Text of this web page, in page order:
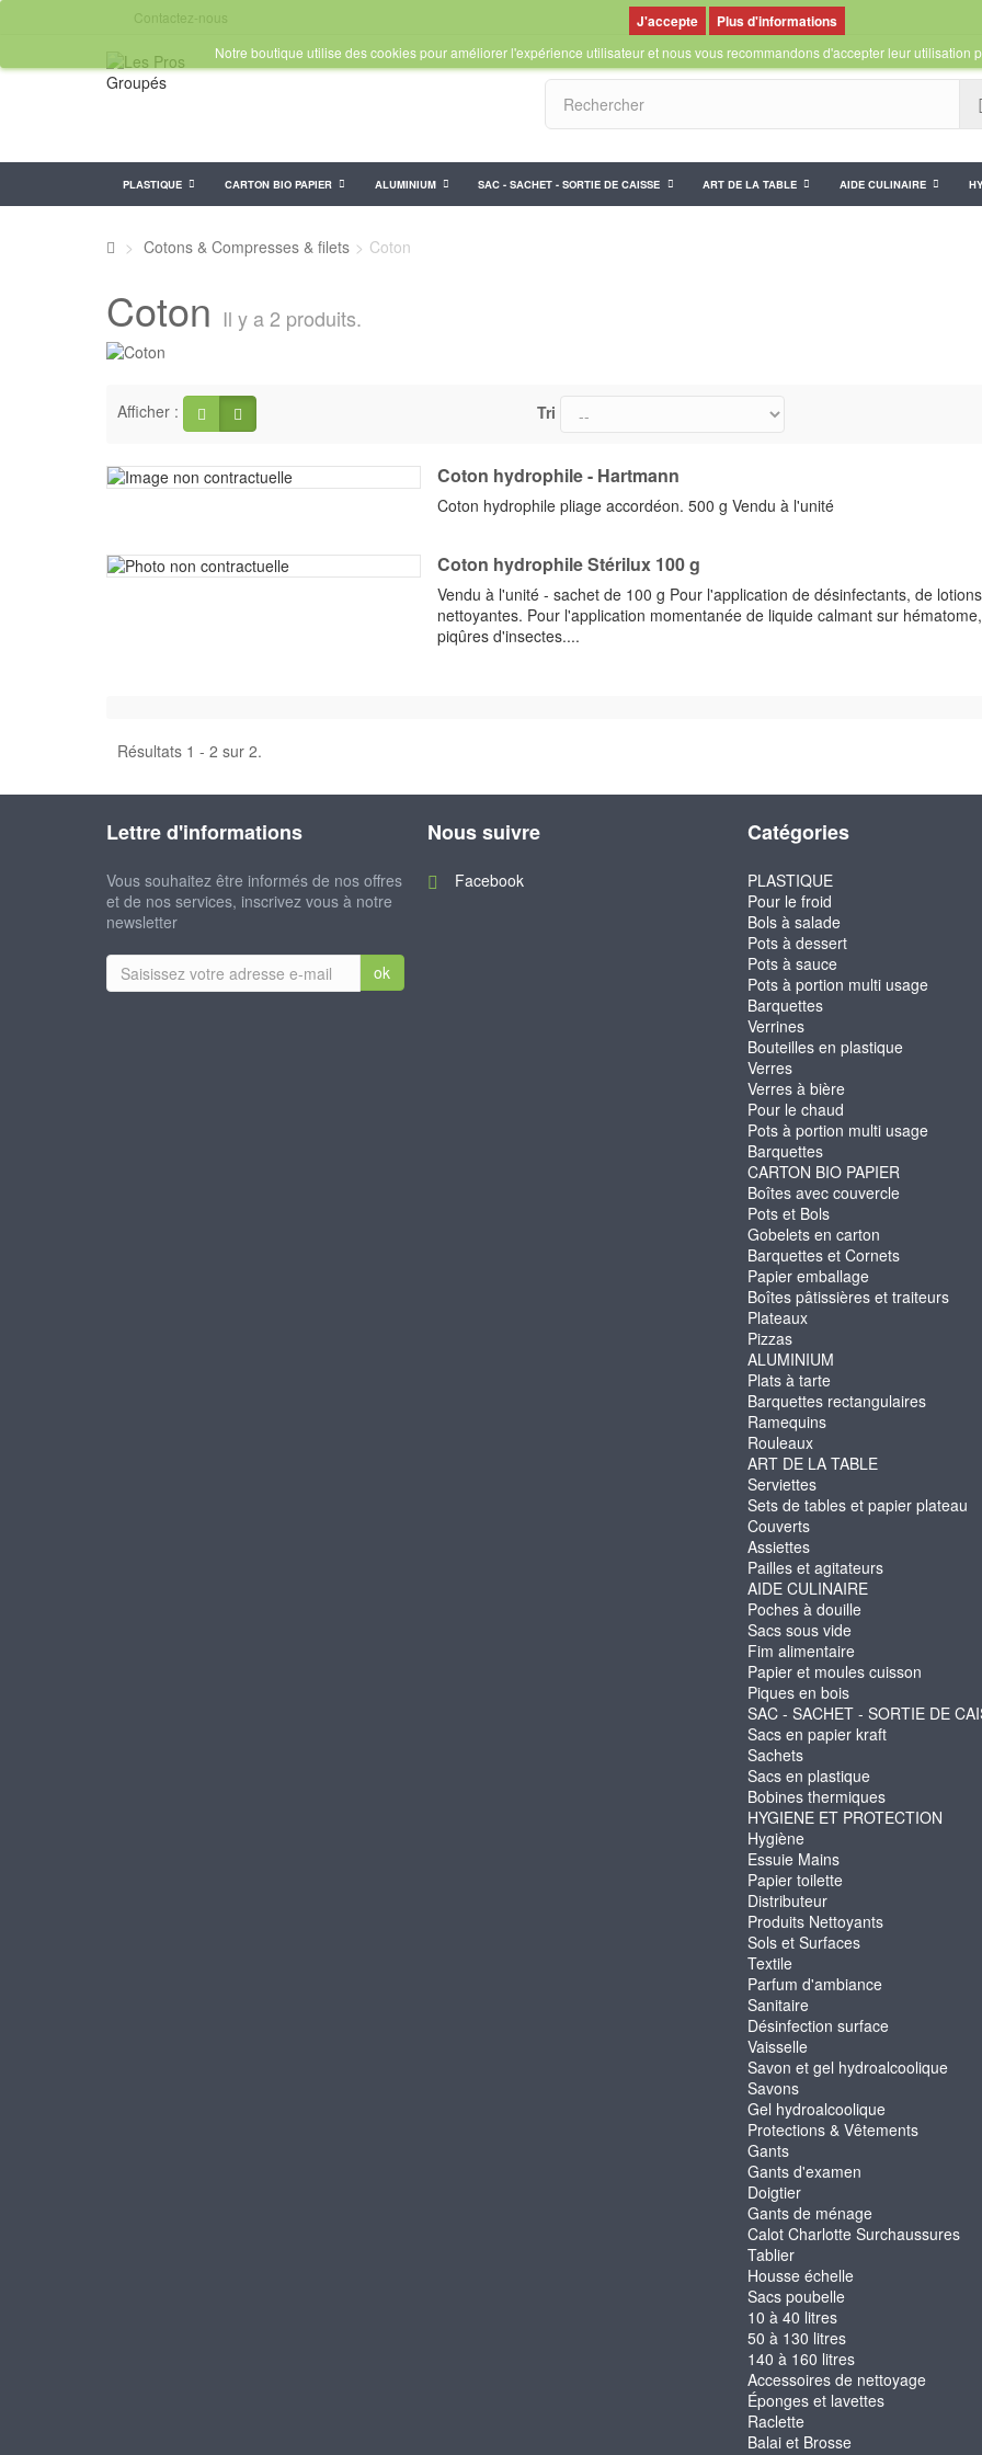
Contactez-nous
PLASTIQUE CARTON BIO PAPIER ALUMINIUM SAC - SACHET - SORTIE DE CAISSE ART DE LA TABLE AIDE CULINAIRE
Plus d'informations
Notre boutique utilise des cookies pour améliorer l'expérience utilisateur et nous vous recommandons d'accepter leur utilisation
> Cotons & Compresses & filets > Coton
Coton Il y a 2 produits.
Afficher : Tri
Coton hydrophile - Hartmann
Coton hydrophile pliage accordéon. 500 g Vendu à l'unité
Coton hydrophile Stérilux 100 g
Vendu à l'unité - sachet de 100 g Pour l'application de désinfectants, de lotions
nettoyantes. Pour l'application momentanée de liquide calmant sur
piqûres d'insectes....
Résultats 1 - 2 sur 2.
Lettre d'informations
Vous souhaitez être informés de nos offres
et de nos services, inscrivez vous à notre
newsletter
ok
Nous suivre
Facebook
Catégories
PLASTIQUE
Pour le froid
Bols à salade
Pots à dessert
Pots à sauce
Pots à portion multi usage
Barquettes
Verrines
Bouteilles en plastique
Verres
Verres à bière
Pour le chaud
Pots à portion multi usage
Barquettes
CARTON BIO PAPIER
Boîtes avec couvercle
Pots et Bols
Gobelets en carton
Barquettes et Cornets
Papier emballage
Boîtes pâtissières et traiteurs
Plateaux
Pizzas
ALUMINIUM
Plats à tarte
Barquettes rectangulaires
Ramequins
Rouleaux
ART DE LA TABLE
Serviettes
Sets de tables et papier plateau
Couverts
Assiettes
Pailles et agitateurs
AIDE CULINAIRE
Poches à douille
Sacs sous vide
Fim alimentaire
Papier et moules cuisson
Piques en bois
SAC - SACHET - SORTIE DE
Sacs en papier kraft
Sachets
Sacs en plastique
Bobines thermiques
HYGIENE ET PROTECTION
Hygiène
Essuie Mains
Papier toilette
Distributeur
Produits Nettoyants
Sols et Surfaces
Textile
Parfum d'ambiance
Sanitaire
Désinfection surface
Vaisselle
Savon et gel hydroalcoolique
Savons
Gel hydroalcoolique
Protections & Vêtements
Gants
Gants d'examen
Doigtier
Gants de ménage
Calot Charlotte Surchaussures
Tablier
Housse échelle
Sacs poubelle
10 à 40 litres
50 à 130 litres
140 à 160 litres
Accessoires de nettoyage
Éponges et lavettes
Raclette
Balai et Brosse